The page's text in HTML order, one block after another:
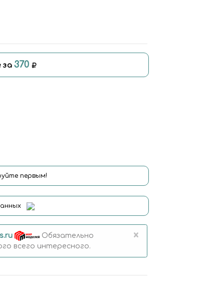
за370
первым!
Обязательно
всего интересного.
×